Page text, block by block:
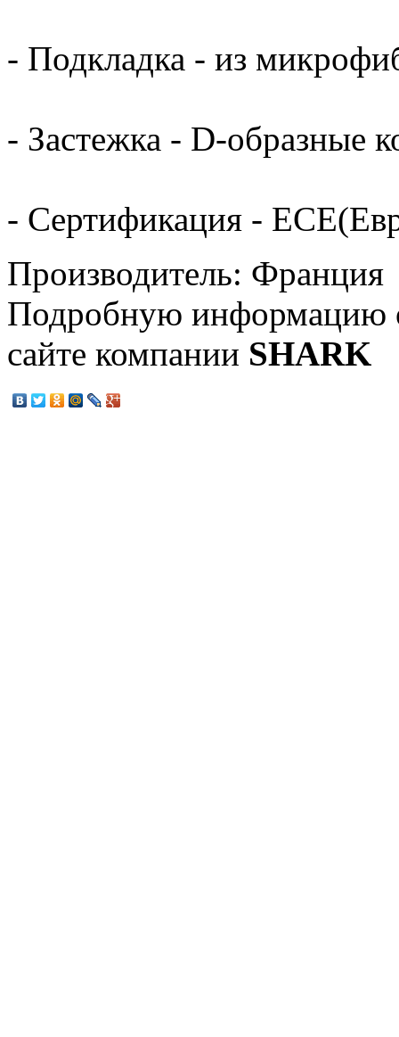
- Подкладка - из
- Застежка - D-образные
- Сертификация -
Производитель: Франция
Подробную информацию
сайте компании SHARK